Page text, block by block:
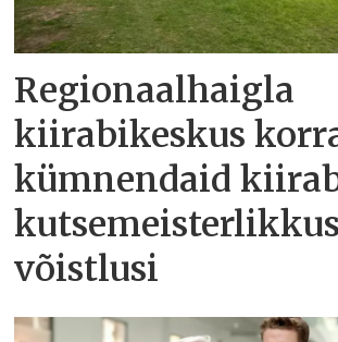
Regionaalhaigla
kiirabikeskus
kümnendaid
võistlusi